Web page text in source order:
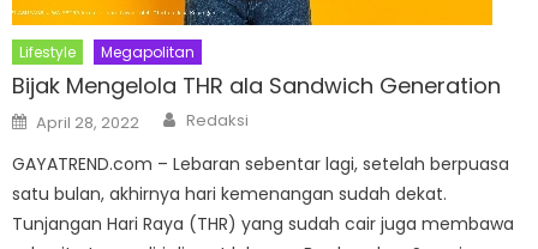
Lifestyle Megapolitan
Bijak Mengelola THR ala Sandwich Generation
Posted
on
April 28, 2022 Author
Redaksi
GAYATREND.com – Lebaran sebentar lagi, setelah berpuasa
satu bulan, akhirnya hari kemenangan sudah dekat.
Tunjangan Hari Raya (THR) yang sudah cair juga membawa